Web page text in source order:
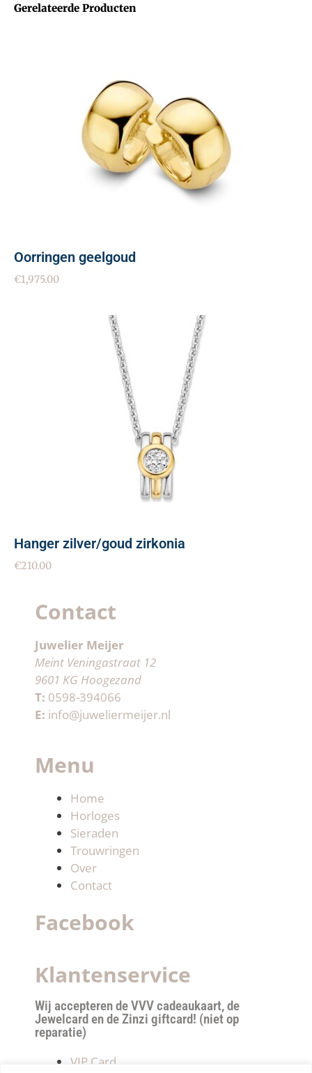
Gerelateerde Producten
Oorringen geelgoud
€1,975.00
Hanger zilver/goud zirkonia
€210.00
Contact
Juwelier Meijer
Meint Veningastraat 12
9601 KG Hoogezand
T: 0598-394066
E: info@juweliermeijer.nl
Menu
Home
Horloges
Sieraden
Trouwringen
Over
Contact
Facebook
Klantenservice
Wij accepteren de VVV cadeaukaart, de
Jewelcard en de Zinzi giftcard! (niet op
reparatie)
VIP Card